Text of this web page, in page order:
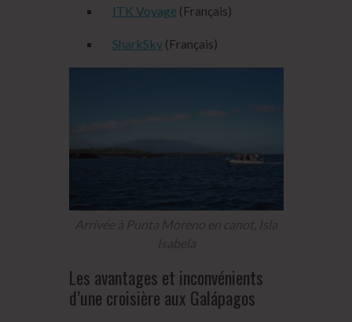
ITK Voyage(Français)
SharkSky(Français)
Les avantages et inconvénients
d’une croisière aux Galápagos